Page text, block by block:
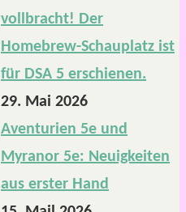
vollbracht! Der
Homebrew-Schauplatz ist
für DSA 5 erschienen.
29. Mai 2026
Aventurien 5e und
Myranor 5e: Neuigkeiten
aus erster Hand